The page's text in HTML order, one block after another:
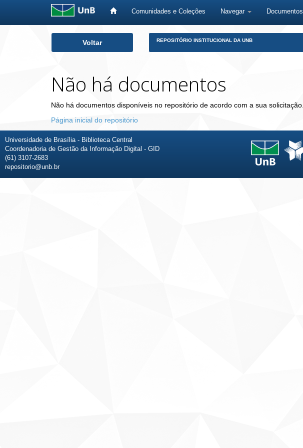
Comunidades e Coleções Navegar Documentos
Voltar REPOSITÓRIO INSTITUCIONAL DA UNB
Não há documentos
Não há documentos disponíveis no repositório de acordo com a sua solicitação.
Página inicial do repositório
Universidade de Brasília - Biblioteca Central
Coordenadoria de Gestão da Informação Digital - GID
(61) 3107-2683
repositorio@unb.br